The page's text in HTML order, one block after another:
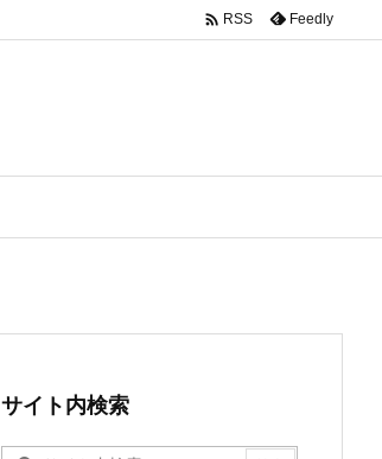
 RSS Feedly
サイト内検索